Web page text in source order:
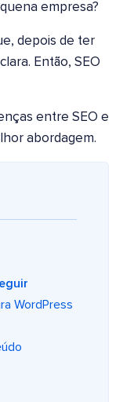
empresa?
depois de ter
Então, SEO
entre SEO e
abordagem.
WordPress